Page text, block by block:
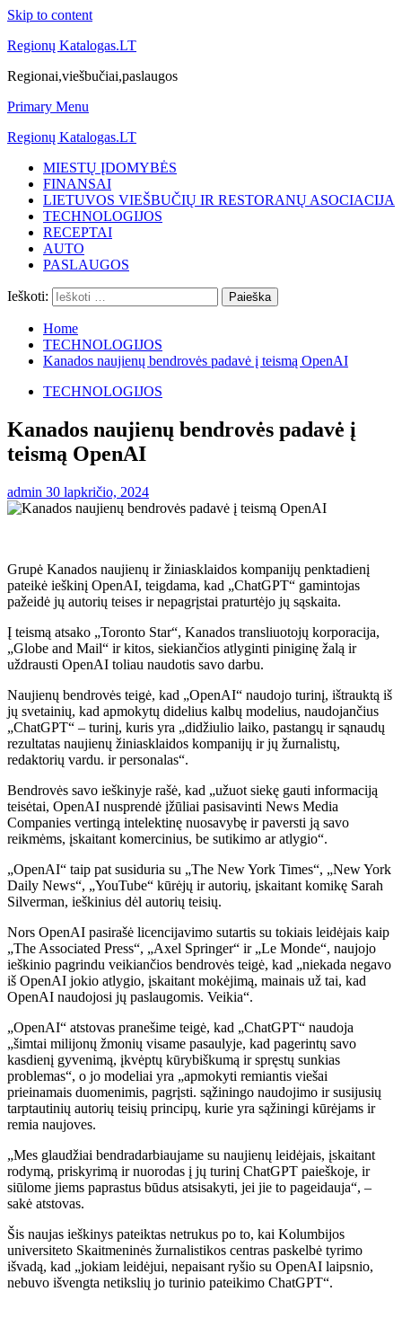
Skip to content
Regionų Katalogas.LT
Regionai,viešbučiai,paslaugos
Primary Menu
Regionų Katalogas.LT
MIESTŲ ĮDOMYBĖS
FINANSAI
LIETUVOS VIEŠBUČIŲ IR RESTORANŲ ASOCIACIJA
TECHNOLOGIJOS
RECEPTAI
AUTO
PASLAUGOS
Ieškoti:
Home
TECHNOLOGIJOS
Kanados naujienų bendrovės padavė į teismą OpenAI
TECHNOLOGIJOS
Kanados naujienų bendrovės padavė į
teismą OpenAI
admin 30 lapkričio, 2024
Grupė Kanados naujienų ir žiniasklaidos kompanijų penktadienį
pateikė ieškinį OpenAI, teigdama, kad „ChatGPT“ gamintojas
pažeidė jų autorių teises ir nepagrįstai praturtėjo jų sąskaita.
Į teismą atsako „Toronto Star“, Kanados transliuotojų korporacija,
„Globe and Mail“ ir kitos, siekiančios atlyginti piniginę žalą ir
uždrausti OpenAI toliau naudotis savo darbu.
Naujienų bendrovės teigė, kad „OpenAI“ naudojo turinį, ištrauktą iš
jų svetainių, kad apmokytų didelius kalbų modelius, naudojančius
„ChatGPT“ – turinį, kuris yra „didžiulio laiko, pastangų ir sąnaudų
rezultatas naujienų žiniasklaidos kompanijų ir jų žurnalistų,
redaktorių vardu. ir personalas“.
Bendrovės savo ieškinyje rašė, kad „užuot siekę gauti informaciją
teisėtai, OpenAI nusprendė įžūliai pasisavinti News Media
Companies vertingą intelektinę nuosavybę ir paversti ją savo
reikmėms, įskaitant komercinius, be sutikimo ar atlygio“.
„OpenAI“ taip pat susiduria su „The New York Times“, „New York
Daily News“, „YouTube“ kūrėjų ir autorių, įskaitant komikę Sarah
Silverman, ieškinius dėl autorių teisių.
Nors OpenAI pasirašė licencijavimo sutartis su tokiais leidėjais kaip
„The Associated Press“, „Axel Springer“ ir „Le Monde“, naujojo
ieškinio pagrindu veikiančios bendrovės teigė, kad „niekada negavo
iš OpenAI jokio atlygio, įskaitant mokėjimą, mainais už tai, kad
OpenAI naudojosi jų paslaugomis. Veikia“.
„OpenAI“ atstovas pranešime teigė, kad „ChatGPT“ naudoja
„šimtai milijonų žmonių visame pasaulyje, kad pagerintų savo
kasdienį gyvenimą, įkvėptų kūrybiškumą ir spręstų sunkias
problemas“, o jo modeliai yra „apmokyti remiantis viešai
prieinamais duomenimis, pagrįsti. sąžiningo naudojimo ir susijusių
tarptautinių autorių teisių principų, kurie yra sąžiningi kūrėjams ir
remia naujoves.
„Mes glaudžiai bendradarbiaujame su naujienų leidėjais, įskaitant
rodymą, priskyrimą ir nuorodas į jų turinį ChatGPT paieškoje, ir
siūlome jiems paprastus būdus atsisakyti, jei jie to pageidauja“, –
sakė atstovas.
Šis naujas ieškinys pateiktas netrukus po to, kai Kolumbijos
universiteto Skaitmeninės žurnalistikos centras paskelbė tyrimo
išvadą, kad „jokiam leidėjui, nepaisant ryšio su OpenAI laipsnio,
nebuvo išvengta netikslių jo turinio pateikimo ChatGPT“.